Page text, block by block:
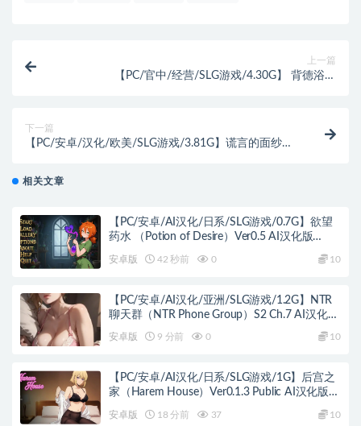
上一篇
【PC/官中/经营/SLG游戏/4.30G】 背德浴场
下一篇
【PC/安卓/汉化/欧美/SLG游戏/3.81G】谎言的面纱
相关文章
【PC/安卓/AI汉化/日系/SLG游戏/0.7G】欲望
药水 （Potion of Desire）Ver0.5 AI汉化版
安卓版 42 秒前 0 10
【PC/安卓/AI汉化/亚洲/SLG游戏/1.2G】NTR
聊天群（NTR Phone Group）S2 Ch.7 AI汉化版
安卓版 9 分前 0 10
【PC/安卓/AI汉化/日系/SLG游戏/1G】后宫之
家（Harem House）Ver0.1.3 Public AI汉化版
安卓版 18 分前 37 10